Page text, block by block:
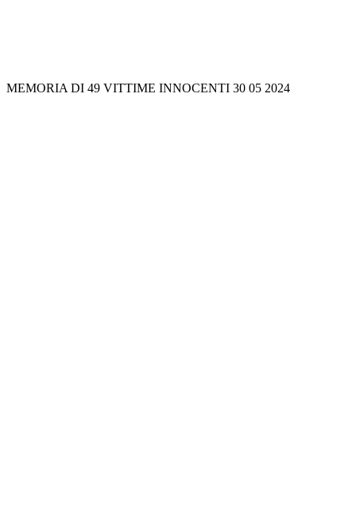
MEMORIA DI 49 VITTIME INNOCENTI 30 05 2024